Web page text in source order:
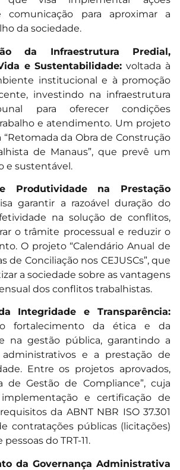
comunicação para aproximar a
da sociedade.
da Infraestrutura Predial,
e Sustentabilidade: voltada à
institucional e à promoção
investindo na infraestrutura
para oferecer condições
e atendimento. Um projeto
da Obra de Construção
de Manaus”, que prevê um
e sustentável.
Produtividade na Prestação
garantir a razoável duração do
na solução de conflitos,
o trâmite processual e reduzir o
O projeto “Calendário Anual de
de Conciliação nos CEJUSCs”, que
a sociedade sobre as vantagens
dos conflitos trabalhistas.
Integridade e Transparência:
fortalecimento da ética e da
na gestão pública, garantindo a
administrativos e a prestação de
Entre os projetos aprovados,
de Gestão de Compliance”, cuja
e certificação de
da ABNT NBR ISO 37.301
contratações públicas (licitações)
do TRT-11.
da Governança Administrativa